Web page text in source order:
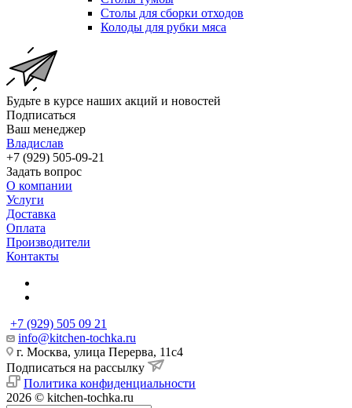
Столы для сборки отходов
Колоды для рубки мяса
Будьте в курсе наших акций и новостей
Подписаться
Ваш менеджер
Владислав
+7 (929) 505-09-21
Задать вопрос
О компании
Услуги
Доставка
Оплата
Производители
Контакты
+7 (929) 505 09 21
info@kitchen-tochka.ru
г. Москва, улица Перерва, 11с4
Подписаться на рассылку
Политика конфиденциальности
2026 © kitchen-tochka.ru